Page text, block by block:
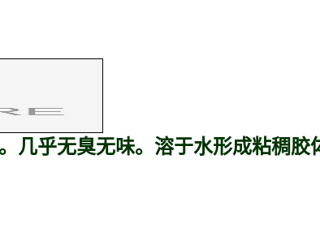
几乎无臭无味。溶于水形成粘稠